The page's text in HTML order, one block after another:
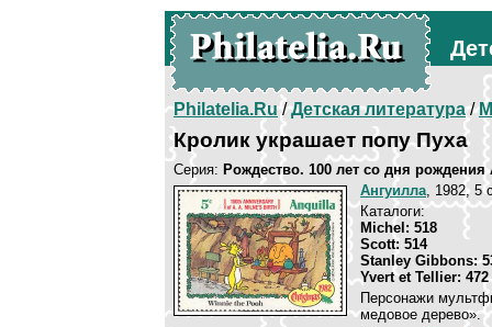
Philatelia.Ru/Детская литература/
Кролик украшает попу Пуха
Серия: Рождество. 100 лет со дня
Ангуилла, 1982, 5
Каталоги:
Michel: 518
Scott: 514
Stanley Gibbons:
Yvert et Tellier: 472
Персонажи
медовое дерево».